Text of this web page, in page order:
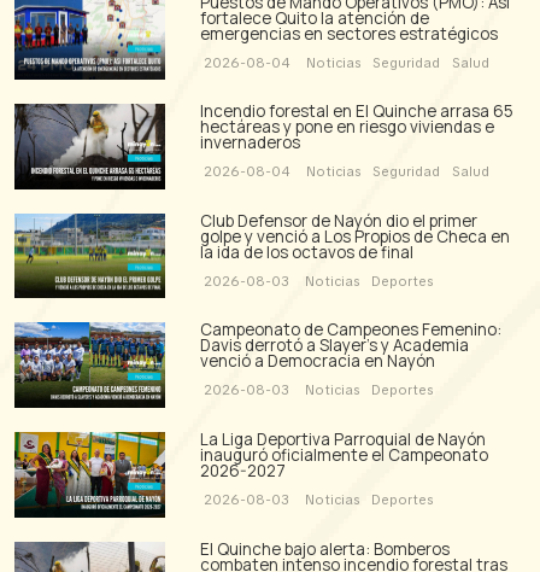
fortalece Quito la atención de
emergencias en sectores estratégicos
2026-08-04 Noticias Seguridad Salud
Incendio forestal en El Quinche arrasa 65
hectáreas y pone en riesgo viviendas e
invernaderos
2026-08-04 Noticias Seguridad Salud
Club Defensor de Nayón dio el primer
golpe y venció a Los Propios de Checa en
la ida de los octavos de final
2026-08-03 Noticias Deportes
Campeonato de Campeones Femenino:
Davis derrotó a Slayer's y Academia
venció a Democracia en Nayón
2026-08-03 Noticias Deportes
La Liga Deportiva Parroquial de Nayón
inauguró oficialmente el Campeonato
2026-2027
2026-08-03 Noticias Deportes
El Quinche bajo alerta: Bomberos
combaten intenso incendio forestal tras